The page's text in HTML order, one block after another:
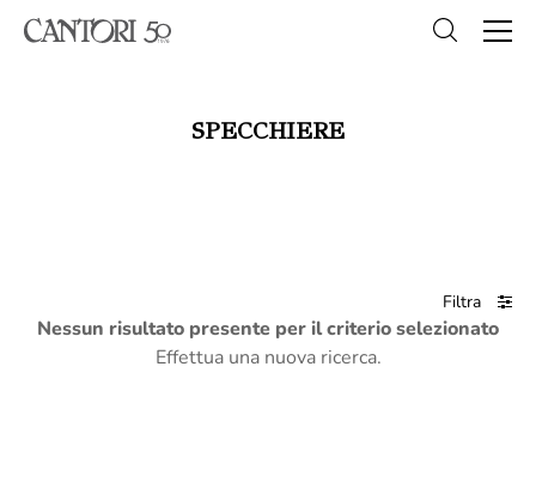
SPECCHIERE
Filtra
Nessun risultato presente per il criterio selezionato
Effettua una nuova ricerca.